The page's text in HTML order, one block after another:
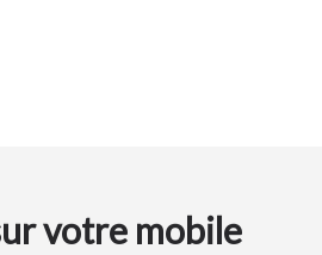
votre mobile